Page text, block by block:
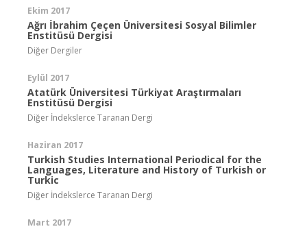
Ekim 2017
Ağrı İbrahim Çeçen Üniversitesi Sosyal Bilimler
Enstitüsü Dergisi
Diğer Dergiler
Eylül 2017
Atatürk Üniversitesi Türkiyat Araştırmaları
Enstitüsü Dergisi
Diğer İndekslerce Taranan Dergi
Haziran 2017
Turkish Studies International Periodical for the
Languages, Literature and History of Turkish or
Turkic
Diğer İndekslerce Taranan Dergi
Mart 2017